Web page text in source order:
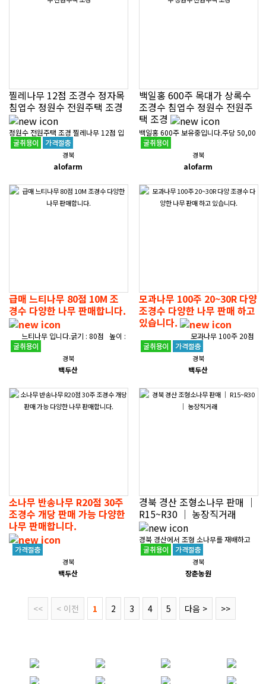
찔레나무 12점 조경수 정자목
침엽수 정원수 전원주택 조경
정원수 전원주택 조경 찔레나무 12점 입
니다.100만원이며 배송비는 지역에 따라
상이합니다.경상북도 포항시 북구 흥해읍
에 위치해 있으며조경 공사도 가능..
경북
alofarm
백일홍 600주 목대가 상록수
조경수 침엽수 정원수 전원주
택 조경
백일홍 600주 보유중입니다.주당 50,00
0원이며 목대가입니다. 경상북도 포항시
북구 흥해읍, 경상북도 영해읍에 위치해
있으며조경 공사도 가능합니다.다..
경북
alofarm
급매 느티나무 80점 10M 조
경수 다양한 나무 판매합니다.
느티나무 입니다.굵기 : 80점 높이 :
10M위치 : 경상북도 칠곡군 북삼읍보유
중금액 : 150만원 ..경북
백두산
모과나무 100주 20~30R 다양
조경수 다양한 나무 판매 하고
있습니다.
모과나무 100주 20점
~30점 다양합니다. 수형이 ..
경북
백두산
소나무 반송나무 R20점 30주
조경수 개당 판매 가능 다양한
나무 판매합니다.
24.03.25일 모습위치 : 경상북도 성주
군 성주읍굵기 : 20점보유수량 : 30주 정
도개당 가격 : 30만원문의전화 : 010-38
경북
백두산
경북 경산 조형소나무 판매 │
R15~R30 │ 농장직거래
경북 경산에서 조형 소나무를 재배하고
있는 장춘농원입니다. 연락처: 010-254
4-0132조형소나무 R20~R40, H2.0~H
3.5 (90주)재배송 R12~R20, H..
경북
장춘농원
<< < 이전 1 2 3 4 5 다음 > >>